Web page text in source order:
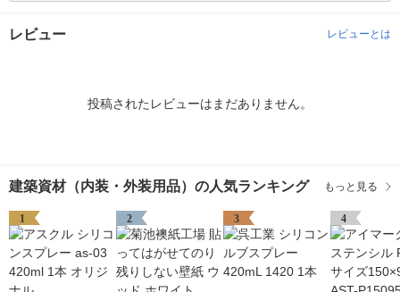
レビュー レビューとは
投稿されたレビューはまだありません。
建築資材（内装・外装用品）の人気ランキング もっと見る
1 2 3 4